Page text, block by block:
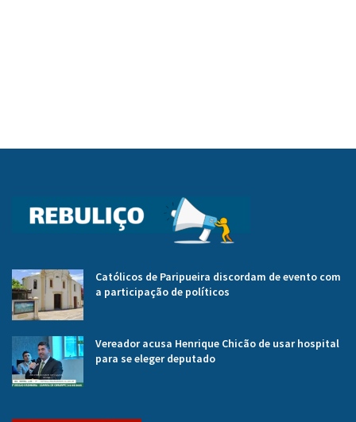
Católicos de Paripueira discordam de evento com
a participação de políticos
Vereador acusa Henrique Chicão de usar hospital
para se eleger deputado